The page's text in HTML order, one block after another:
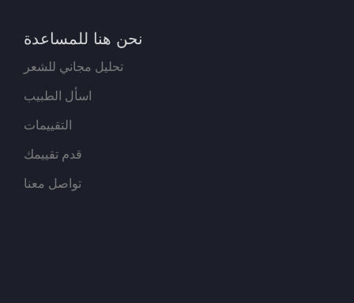
نحن هنا للمساعدة
تحليل مجاني للشعر
اسأل الطبيب
التقييمات
قدم تقييمك
تواصل معنا